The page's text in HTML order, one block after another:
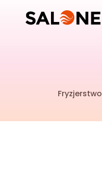
Fryzjerstwo